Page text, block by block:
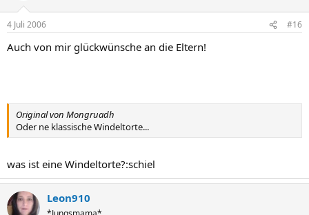
4 Juli 2006 #16
Auch von mir glückwünsche an die Eltern!
Original von Mongruadh
Oder ne klassische Windeltorte...
was ist eine Windeltorte?:schiel
Leon910